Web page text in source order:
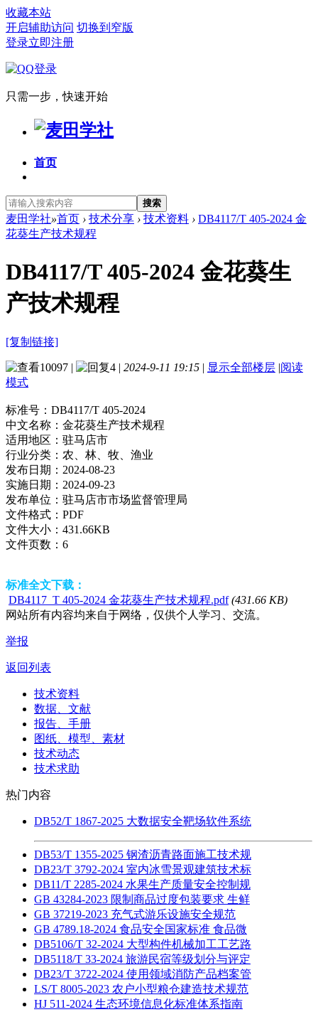
收藏本站
开启辅助访问 切换到窄版
登录立即注册
只需一步，快速开始
首页
搜索
麦田学社»首页 › 技术分享 › 技术资料 › DB4117/T 405-2024 金
花葵生产技术规程
DB4117/T 405-2024 金花葵生
产技术规程
[复制链接]
10097 | 4 | 2024-9-11 19:15 | 显示全部楼层 |阅读
模式
标准号： DB4117/T 405-2024
中文名称： 金花葵生产技术规程
适用地区： 驻马店市
行业分类： 农、林、牧、渔业
发布日期： 2024-08-23
实施日期： 2024-09-23
发布单位： 驻马店市市场监督管理局
文件格式： PDF
文件大小： 431.66KB
文件页数： 6
标准全文下载：
DB4117_T 405-2024 金花葵生产技术规程.pdf (431.66 KB)
网站所有内容均来自于网络，仅供个人学习、交流。
举报
返回列表
技术资料
数据、文献
报告、手册
图纸、模型、素材
技术动态
技术求助
热门内容
DB52/T 1867-2025 大数据安全靶场软件系统
DB53/T 1355-2025 钢渣沥青路面施工技术规
DB23/T 3792-2024 室内冰雪景观建筑技术标
DB11/T 2285-2024 水果生产质量安全控制规
GB 43284-2023 限制商品过度包装要求 生鲜
GB 37219-2023 充气式游乐设施安全规范
GB 4789.18-2024 食品安全国家标准 食品微
DB5106/T 32-2024 大型构件机械加工工艺路
DB5118/T 33-2024 旅游民宿等级划分与评定
DB23/T 3722-2024 使用领域消防产品档案管
LS/T 8005-2023 农户小型粮仓建造技术规范
HJ 511-2024 生态环境信息化标准体系指南